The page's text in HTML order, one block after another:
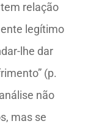
relação
legítimo
lhe dar
(p.
não
mas se